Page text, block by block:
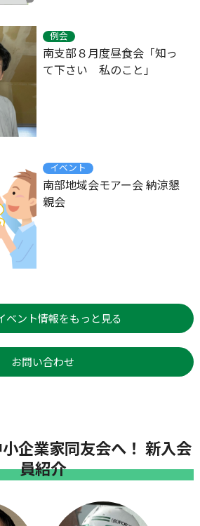
例会
南支部８月度昼食会「知っ
て下さい 私のこと」
イベント
南部地域会モアー会 納涼懇
親会
ベント情報をもっと見る
お問い合わせ
企業家同友会へ！ 新入会
員紹介